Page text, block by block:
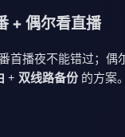
+ 偶尔看直播
首播夜不能错过；偶
+ 双线路备份的方案